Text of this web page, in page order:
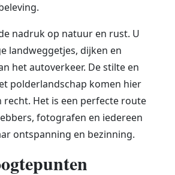
nadruk op natuur en rust. U
landweggetjes, dijken en
het autoverkeer. De stilte en
polderlandschap komen hier
Het is een perfecte route
fotografen en iedereen
ontspanning en bezinning.